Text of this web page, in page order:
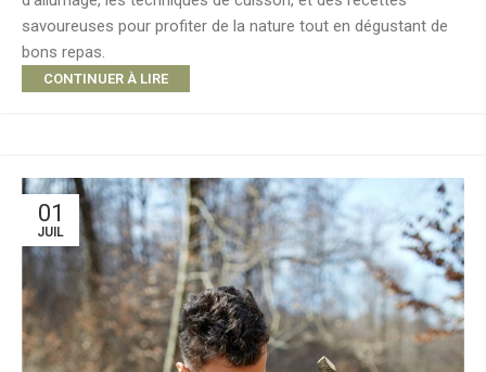
savoureuses pour profiter de la nature tout en dégustant de
bons repas.
CONTINUER À LIRE
01
JUIL